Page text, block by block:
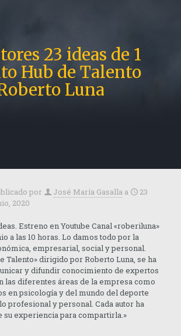
23 ideas de 1
Hub de Talento
Luna
por José María Gasalla a
23
2020
Estreno en Youtube Canal «roberiluna»
a las 10 horas. Lo damos todo por la
empresarial, social y personal.
Talento» dirigido por Roberto Luna, se ha
y difundir conocimiento de expertos
las diferentes áreas de la empresa como
en psicología y del mundo del deporte
profesional y personal. Cada autor ha
su experiencia para compartirla.»